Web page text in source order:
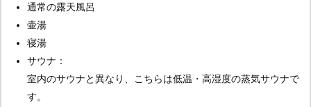
通常の露天風呂
壷湯
寝湯
サウナ：
室内のサウナと異なり、こちらは低温・高湿度の蒸気サウナで
す。